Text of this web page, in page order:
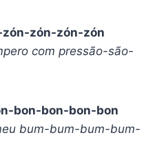
zón-zón-zón-zón
com pressão-são-
bon-bon-bon-bon
bum-bum-bum-bum-